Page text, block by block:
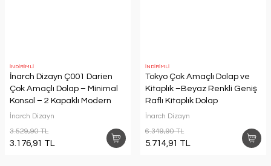
İNDİRİMLİ
İnarch Dizayn Ç001 Darien
Çok Amaçlı Dolap – Minimal
Konsol – 2 Kapaklı Modern
Tasarım
İnarch Dizayn
3.529,90 TL
3.176,91 TL
İNDİRİMLİ
Tokyo Çok Amaçlı Dolap ve
Kitaplık –Beyaz Renkli Geniş
Raflı Kitaplık Dolap
İnarch Dizayn
6.349,90 TL
5.714,91 TL